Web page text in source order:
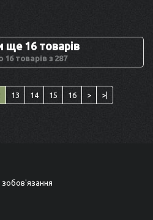
ще 16 товарів
16 товарів з 287
13 14 15 16 > >|
зобов'язання